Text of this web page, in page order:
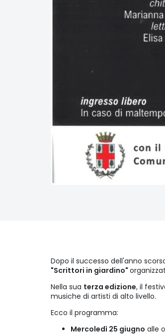
Dopo il successo dell'anno
"Scrittori in giardino"
Nella sua terza edizione, il
musiche di artisti di alto livello.
Ecco il programma:
Mercoledì 25 giugno alle